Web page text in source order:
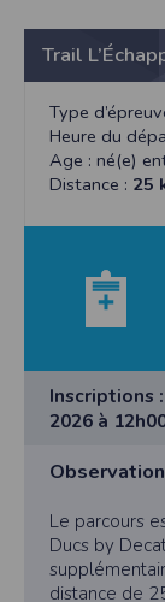
Trail
Type
Heure du
Age : né(e)
Distance : 25
Inscriptions :
2026 à
Le parcours
Ducs by
distance de